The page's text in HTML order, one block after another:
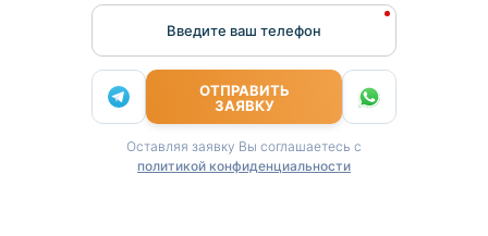
Введите ваш телефон
ОТПРАВИТЬ
ЗАЯВКУ
Оставляя заявку Вы соглашаетесь с
политикой конфиденциальности